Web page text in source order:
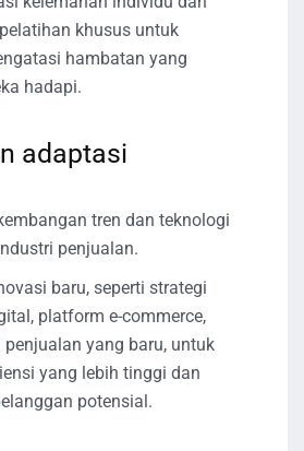
khusus untuk
hambatan yang
hadapi.
adaptasi
tren dan teknologi
penjualan.
baru, seperti strategi
platform e-commerce,
yang baru, untuk
yang lebih tinggi dan
potensial.